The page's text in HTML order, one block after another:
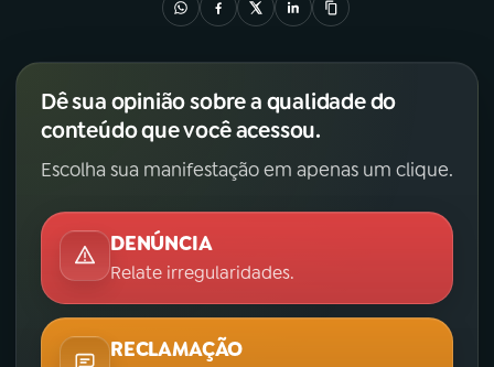
Dê sua opinião sobre a qualidade do
conteúdo que você acessou.
Escolha sua manifestação em apenas um clique.
DENÚNCIA
Relate irregularidades.
RECLAMAÇÃO